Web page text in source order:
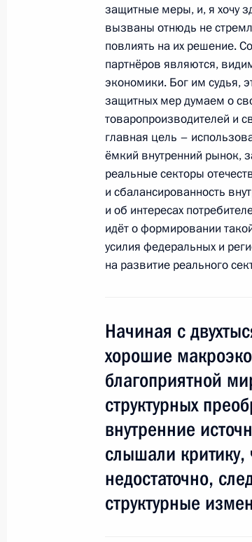
Внесены кандидатуры
Кабардино-Балкарской
17 сентября 2014 года, 16:40
Внесены кандидатуры
города Севастополя
17 сентября 2014 года, 16:35
17 сентября 2014 года, 16:30
Телефонный разговор
Атамбаевым
17 сентября 2014 года, 12:30
Поздравление
защитные меры, и, я хочу
вызваны отнюдь не
повлиять на их решение.
партнёров являются,
экономики. Бог им судья,
защитных мер думаем о
товаропроизводителей и
главная цель –
ёмкий внутренний рынок,
реальные секторы
и сбалансированность
и об интересах
идёт о формировании
усилия федеральных и
на развитие реального
Начиная с
хорошие
благоприятной
структурных
внутренние
слышали критику,
недостаточно,
структурные